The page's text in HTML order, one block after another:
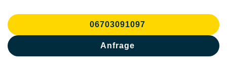
06703091097
Anfrage